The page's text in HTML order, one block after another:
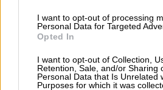
I want to opt-out of processing
Personal Data for Targeted
Opted In
I want to opt-out of Collection,
Retention, Sale, and/or Sharing
Personal Data that Is Unrelated
Purposes for which it was
Madrid prohibirá la
municipios de la